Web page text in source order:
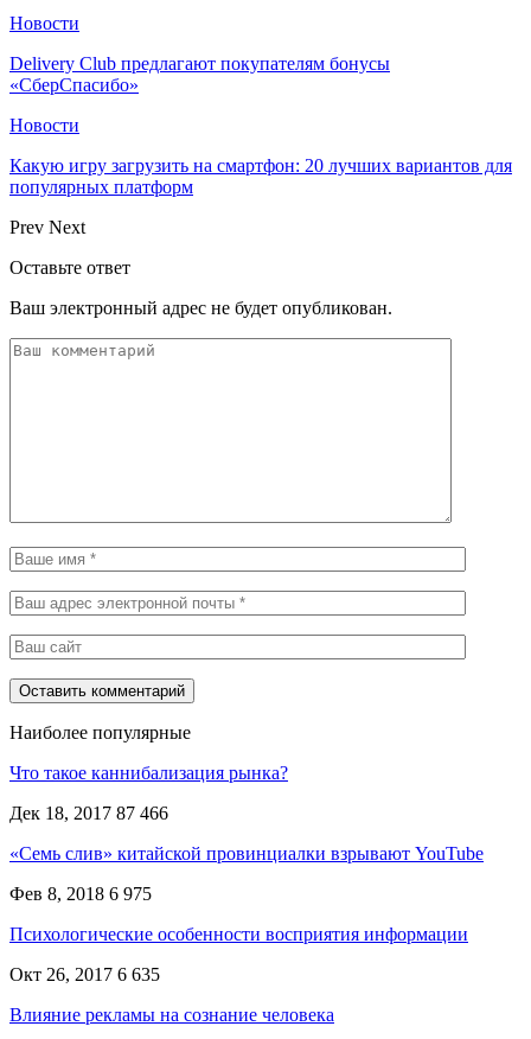
Новости
Delivery Club предлагают покупателям бонусы
«СберСпасибо»
Новости
Какую игру загрузить на смартфон: 20 лучших вариантов для
популярных платформ
Prev Next
Оставьте ответ
Ваш электронный адрес не будет опубликован.
Наиболее популярные
Что такое каннибализация рынка?
Дек 18, 2017 87 466
«Семь слив» китайской провинциалки взрывают YouTube
Фев 8, 2018 6 975
Психологические особенности восприятия информации
Окт 26, 2017 6 635
Влияние рекламы на сознание человека